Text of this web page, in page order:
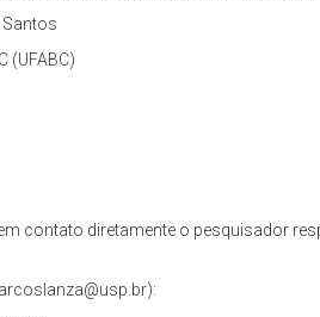
Santos
(UFABC)
contato diretamente o pesquisador